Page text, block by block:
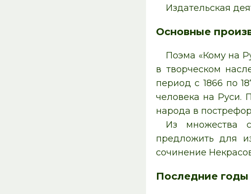
Издательская
Основные
Поэма «Кому на
в творческом
период с 1866 по
человека на Руси.
народа в
Из множества
предложить для
сочинение
Последние годы